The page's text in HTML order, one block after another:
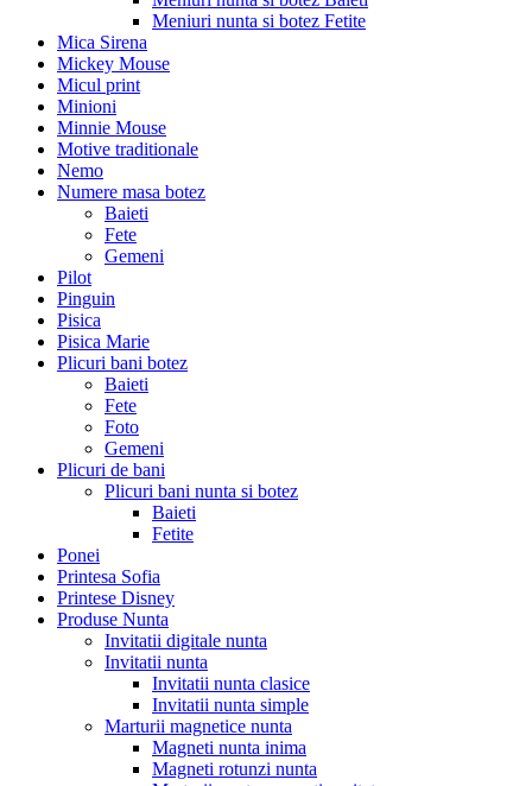
Meniuri nunta si botez Fetite
Mica Sirena
Mickey Mouse
Micul print
Minioni
Minnie Mouse
Motive traditionale
Nemo
Numere masa botez
Baieti
Fete
Gemeni
Pilot
Pinguin
Pisica
Pisica Marie
Plicuri bani botez
Baieti
Fete
Foto
Gemeni
Plicuri de bani
Plicuri bani nunta si botez
Baieti
Fetite
Ponei
Printesa Sofia
Printese Disney
Produse Nunta
Invitatii digitale nunta
Invitatii nunta
Invitatii nunta clasice
Invitatii nunta simple
Marturii magnetice nunta
Magneti nunta inima
Magneti rotunzi nunta